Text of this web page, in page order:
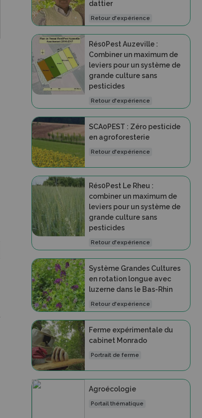
dattier
Retour d'expérience
Rés0Pest Auzeville :
Combiner un maximum de
leviers pour un système de
grande culture sans
pesticides
Retour d'expérience
SCA0PEST : Zéro pesticide
en agroforesterie
Retour d'expérience
Rés0Pest Le Rheu :
combiner un maximum de
leviers pour un système de
grande culture sans
pesticides
Retour d'expérience
Système Grandes Cultures
en rotation longue avec
luzerne dans le Bas-Rhin
Retour d'expérience
Ferme expérimentale du
cabinet Monrado
Portrait de ferme
Agroécologie
Portail thématique